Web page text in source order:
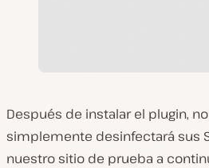
Después de instalar el plugin,
simplemente desinfectará sus
nuestro sitio de prueba a